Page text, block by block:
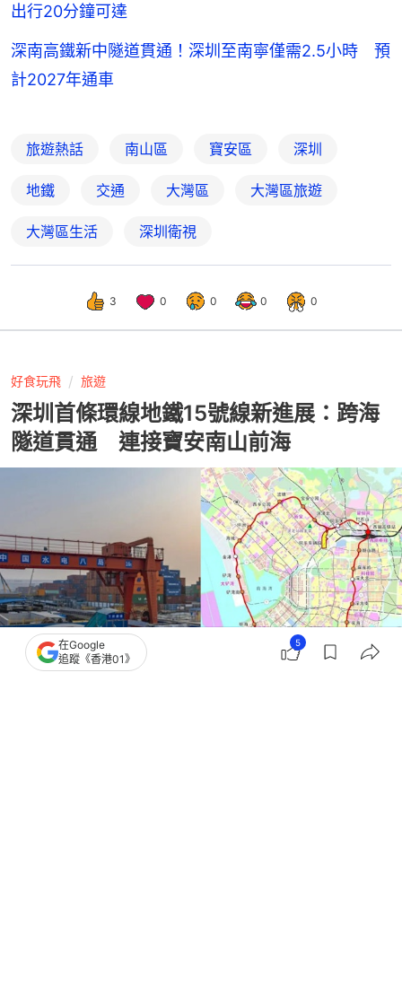
出行20分鐘可達
深南高鐵新中隧道貫通！深圳至南寧僅需2.5小時 預
計2027年通車
旅遊熱話 南山區 寶安區 深圳
地鐵 交通 大灣區 大灣區旅遊
大灣區生活 深圳衛視
3 0 0 0 0
好食玩飛 旅遊
深圳首條環線地鐵15號線新進展：跨海
隧道貫通 連接寶安南山前海
在Google
追蹤《香港01》
5